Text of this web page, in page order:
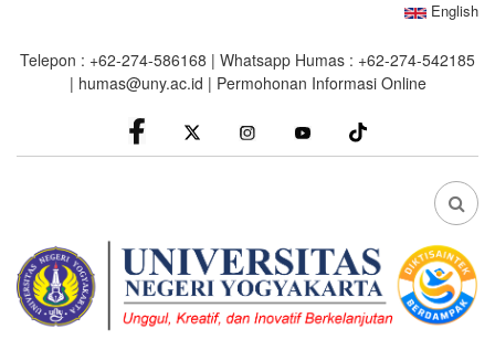
main
English
Telepon : +62-274-586168 | Whatsapp Humas : +62-274-542185
| humas@uny.ac.id | Permohonan Informasi Online
facebook
Instagram youtube
FA